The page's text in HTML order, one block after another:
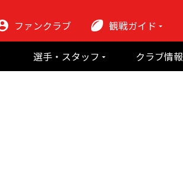
ファンクラブ
観戦ガイド
初めての観戦
選手・スタッフ
クラブ情報